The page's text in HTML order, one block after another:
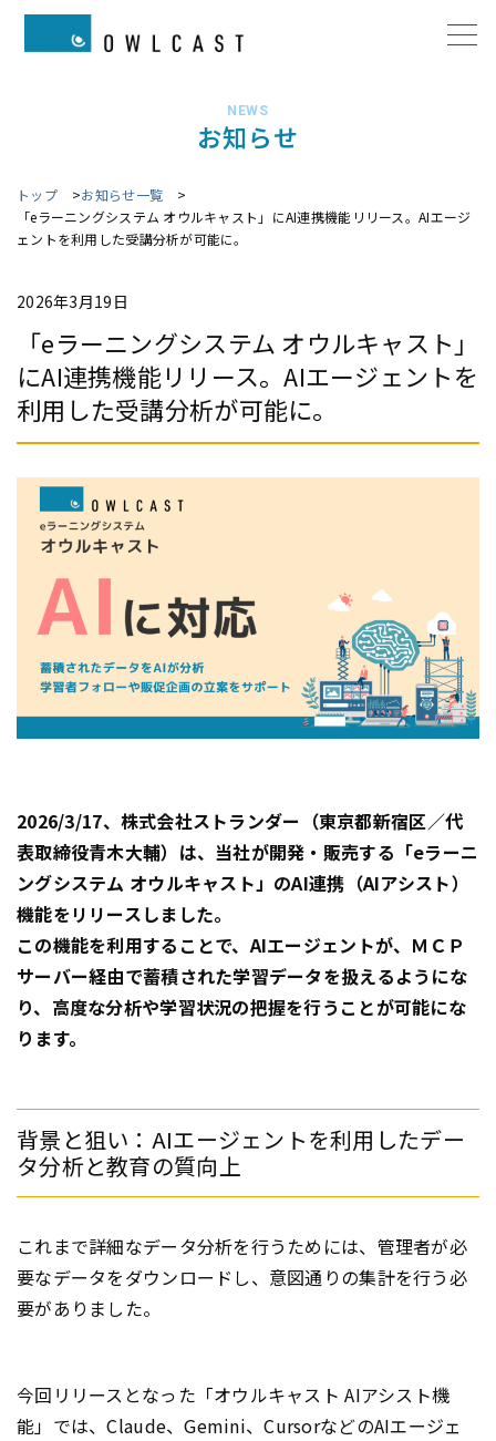
お知らせ
NEWS
トップ
お知らせ一覧
「eラーニングシステム オウルキャスト」にAI連携機能リリース。AIエージ
ェントを利用した受講分析が可能に。
2026年3月19日
「eラーニングシステム オウルキャスト」
にAI連携機能リリース。AIエージェントを
利用した受講分析が可能に。
2026/3/17、株式会社ストランダー（東京都新宿区／代
表取締役青木大輔）は、当社が開発・販売する「eラーニ
ングシステム オウルキャスト」のAI連携（AIアシスト）
機能をリリースしました。
この機能を利用することで、AIエージェントが、ＭＣＰ
サーバー経由で蓄積された学習データを扱えるようにな
り、高度な分析や学習状況の把握を行うことが可能にな
ります。
背景と狙い：AIエージェントを利用したデー
タ分析と教育の質向上
これまで詳細なデータ分析を行うためには、管理者が必
要なデータをダウンロードし、意図通りの集計を行う必
要がありました。
今回リリースとなった「オウルキャスト AIアシスト機
能」では、Claude、Gemini、CursorなどのAIエージェ